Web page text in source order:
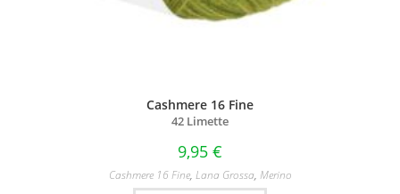
Cashmere 16 Fine
42 Limette
9,95 €
Cashmere 16 Fine, Lana Grossa, Merino